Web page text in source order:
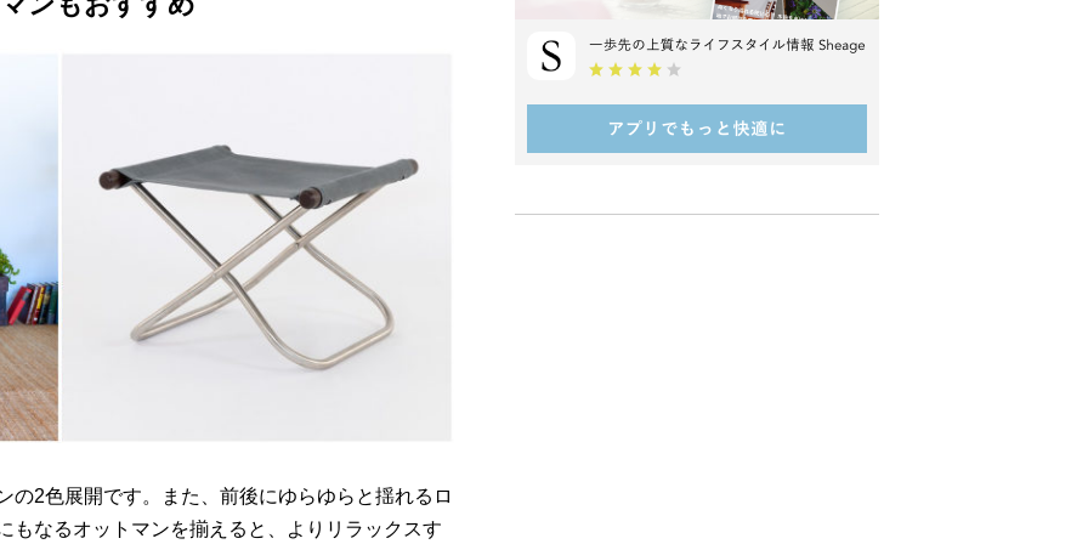
の2色展開です。また、前後にゆらゆらと揺れるロ
もなるオットマンを揃えると、よりリラックスす